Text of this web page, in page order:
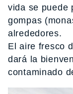
vida se puede
gompas
alrededores.
El aire fresco
dará la
contaminado